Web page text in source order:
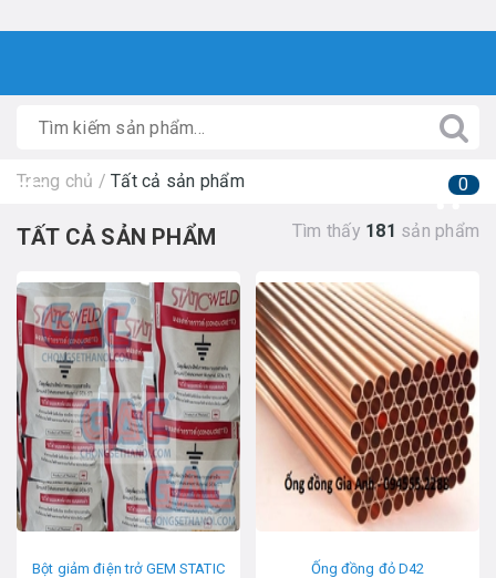
0
Trang chủ / Tất cả sản phẩm
TẤT CẢ SẢN PHẨM Tìm thấy 181 sản phẩm
Bột giảm điện trở GEM STATIC
Ống đồng đỏ D42